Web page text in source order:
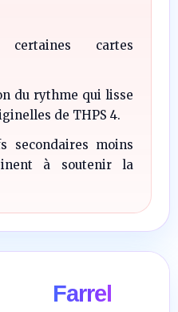
certaines cartes
du rythme qui lisse
de THPS 4.
secondaires moins
à soutenir la
Farrel